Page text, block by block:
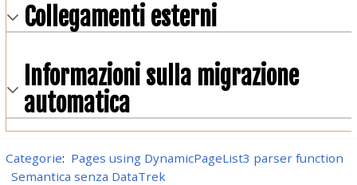
Collegamenti esterni
Informazioni sulla migrazione
automatica
Categorie: Pages using DynamicPageList3 parser function
Semantica senza DataTrek